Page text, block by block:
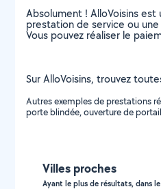
Absolument ! AlloVoisins
prestation de service ou
Vous pouvez réaliser le
Sur AlloVoisins, trouvez
Autres exemples de prestations
porte blindée, ouverture de
Villes proches
Ayant le plus de résultats, dans